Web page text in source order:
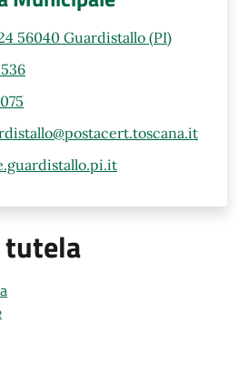
56040 Guardistallo (PI)